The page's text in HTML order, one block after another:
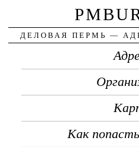
ДЕЛОВАЯ ПЕРМЬ —
Как